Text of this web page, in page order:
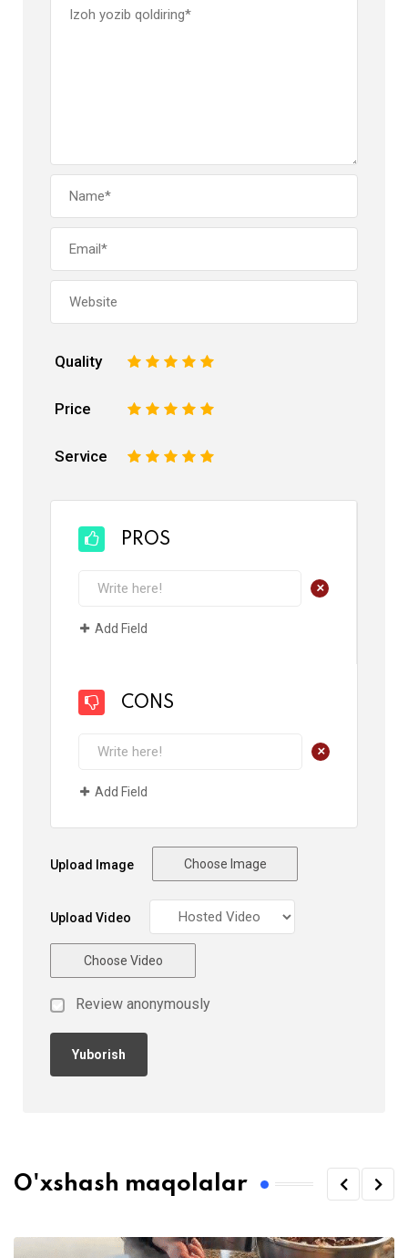
Quality 5
4
3
2
Price 5
4
3
2
Service 5
4
3
2
PROS
+
Add Field
CONS
+
Add Field
Upload Image Choose Image
Upload Video
Choose Video
Review anonymously
O'xshash maqolalar